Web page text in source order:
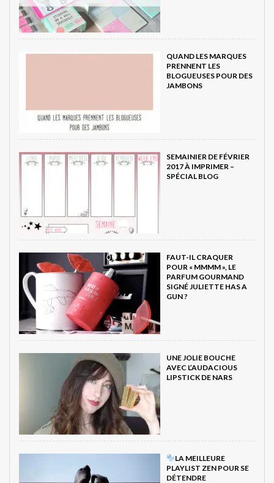
QUAND LES MARQUES
PRENNENT LES
BLOGUEUSES POUR DES
JAMBONS
SEMAINIER DE FÉVRIER
2017 À IMPRIMER –
SPÉCIAL BLOG
FAUT-IL CRAQUER
POUR « MMMM », LE
PARFUM GOURMAND
SIGNÉ JULIETTE HAS A
GUN ?
UNE JOLIE BOUCHE
AVEC L’AUDACIOUS
LIPSTICK DE NARS
LA MEILLEURE
PLAYLIST ZEN POUR SE
DÉTENDRE